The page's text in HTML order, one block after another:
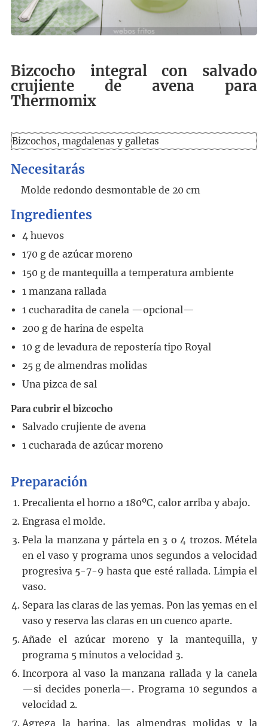
Bizcocho integral con salvado
crujiente de avena para
Thermomix
Bizcochos, magdalenas y galletas
Necesitarás
Molde redondo desmontable de 20 cm
Ingredientes
4 huevos
170 g de azúcar moreno
150 g de mantequilla a temperatura ambiente
1 manzana rallada
1 cucharadita de canela —opcional—
200 g de harina de espelta
10 g de levadura de repostería tipo Royal
25 g de almendras molidas
Una pizca de sal
Para cubrir el bizcocho
Salvado crujiente de avena
1 cucharada de azúcar moreno
Preparación
Precalienta el horno a 180ºC, calor arriba y abajo.
Engrasa el molde.
Pela la manzana y pártela en 3 o 4 trozos. Métela
en el vaso y programa unos segundos a velocidad
progresiva 5-7-9 hasta que esté rallada. Limpia el
vaso.
Separa las claras de las yemas. Pon las yemas en el
vaso y reserva las claras en un cuenco aparte.
Añade el azúcar moreno y la mantequilla, y
programa 5 minutos a velocidad 3.
Incorpora al vaso la manzana rallada y la canela
—si decides ponerla—. Programa 10 segundos a
velocidad 2.
Agrega la harina, las almendras molidas y la